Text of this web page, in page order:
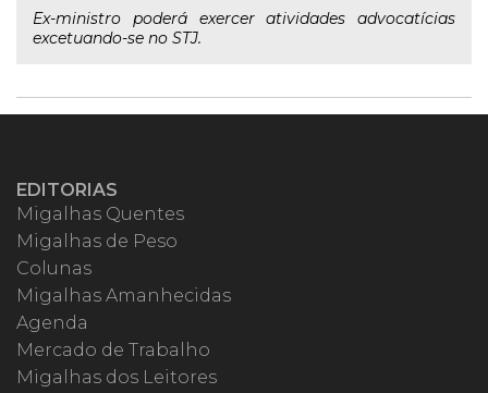
Ex-ministro poderá exercer atividades advocatícias
excetuando-se no STJ.
EDITORIAS
Migalhas Quentes
Migalhas de Peso
Colunas
Migalhas Amanhecidas
Agenda
Mercado de Trabalho
Migalhas dos Leitores